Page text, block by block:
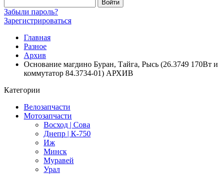
Забыли пароль?
Зарегистрироваться
Главная
Разное
Архив
Основание магдино Буран, Тайга, Рысь (26.3749 170Вт и
коммутатор 84.3734-01) АРХИВ
Категории
Велозапчасти
Мотозапчасти
Восход | Сова
Днепр | К-750
Иж
Минск
Муравей
Урал